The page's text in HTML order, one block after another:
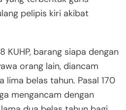
pelipis kiri akibat
KUHP, barang siapa dengan
orang lain, diancam
lima belas tahun. Pasal 170
mengancam dengan